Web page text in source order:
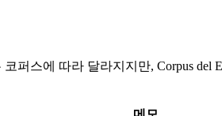
스에 따라 달라지지만, Corpus